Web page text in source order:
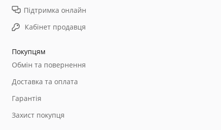
Покупцям
Обмін та повернення
Доставка та оплата
Гарантія
Захист покупця
Підтримка онлайн
Кабінет продавця